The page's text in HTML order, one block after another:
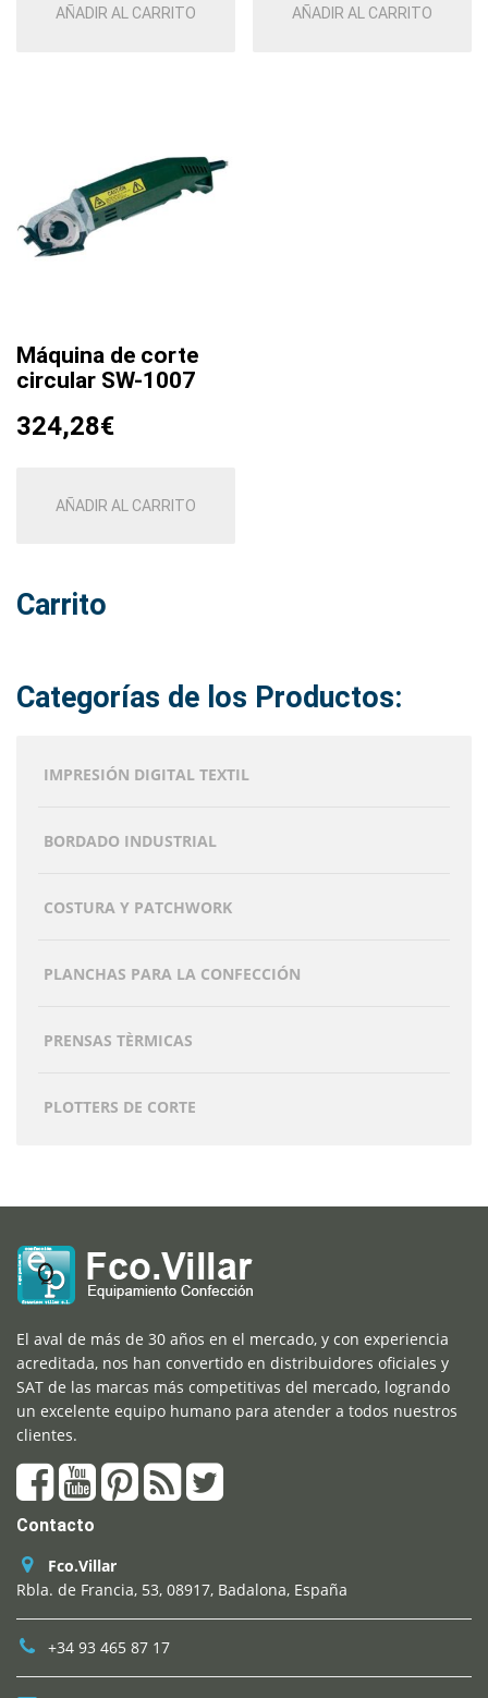
AÑADIR AL CARRITO AÑADIR AL CARRITO
Máquina de corte
circular SW-1007
324,28€
AÑADIR AL CARRITO
Carrito
Categorías de los Productos:
IMPRESIÓN DIGITAL TEXTIL
BORDADO INDUSTRIAL
COSTURA Y PATCHWORK
PLANCHAS PARA LA CONFECCIÓN
PRENSAS TÈRMICAS
PLOTTERS DE CORTE
El aval de más de 30 años en el mercado, y con experiencia
acreditada, nos han convertido en distribuidores oficiales y
SAT de las marcas más competitivas del mercado, logrando
un excelente equipo humano para atender a todos nuestros
clientes.
Contacto
Fco.Villar
Rbla. de Francia, 53, 08917, Badalona, España
+34 93 465 87 17